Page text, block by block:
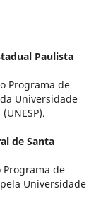
Paulista
Programa de
Universidade
de Santa
de
Universidade